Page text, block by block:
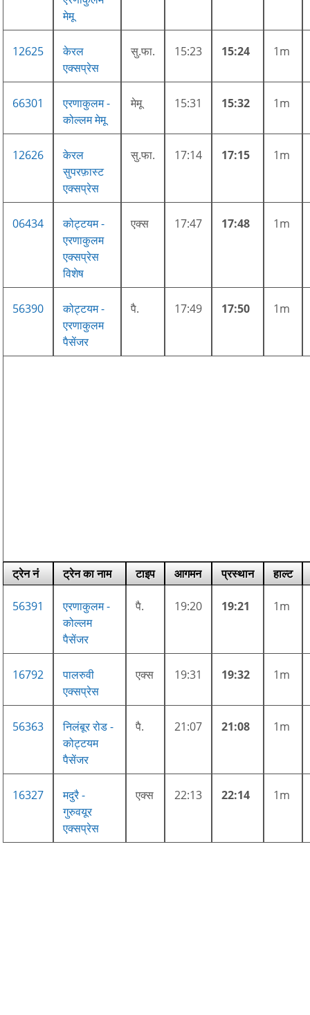
मेमू
12625
केरल
एक्सप्रेस
सु.फा. 15:23 15:24 1m
66301
एरणाकुलम -
कोल्लम मेमू
मेमू 15:31 15:32 1m
12626
केरल
सुपरफ़ास्ट
एक्सप्रेस
सु.फा. 17:14 17:15 1m
06434
कोट्टयम -
एरणाकुलम
एक्सप्रेस
विशेष
एक्स 17:47 17:48 1m
56390
कोट्टयम -
एरणाकुलम
पैसेंजर
पै. 17:49 17:50 1m
ट्रेन नं ट्रेन का नाम टाइप आगमन प्रस्थान हाल्ट
56391
एरणाकुलम -
कोल्लम
पैसेंजर
पै. 19:20 19:21 1m
16792
पालरुवी
एक्सप्रेस
एक्स 19:31 19:32 1m
56363
निलंबूर रोड -
कोट्टयम
पैसेंजर
पै. 21:07 21:08 1m
16327
मदुरै -
गुरुवयूर
एक्सप्रेस
एक्स 22:13 22:14 1m